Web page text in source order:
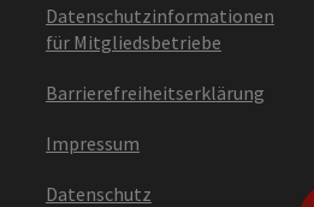
Datenschutzinformationen
für Mitgliedsbetriebe
Barrierefreiheitserklärung
Impressum
Datenschutz